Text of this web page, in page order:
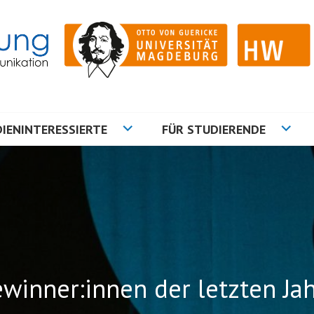
FÜR STUDIERENDE
der letzten